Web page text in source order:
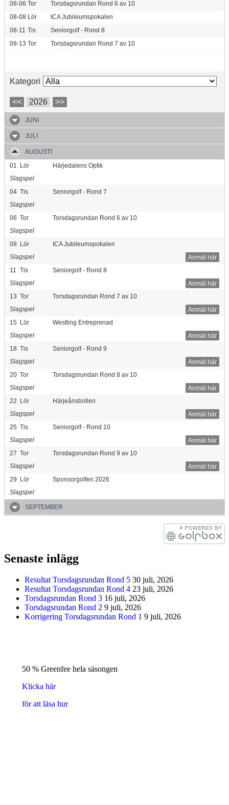
08-06 Tor
Torsdagsrundan Rond 6 av 10
08-08 Lör
ICA Jubileumspokalen
08-11 Tis
Seniorgolf - Rond 8
08-13 Tor Torsdagsrundan Rond 7 av 10
Kategori
<< 2026 >>
JUNI
JULI
AUGUSTI
01
Lör
Härjedalens Optik
Slagspel
04 Tis
Seniorgolf - Rond 7
Slagspel
06 Tor
Torsdagsrundan Rond 6 av 10
Slagspel
08 Lör
ICA Jubileumspokalen
Anmäl här
Slagspel
11
Tis
Seniorgolf - Rond 8
Anmäl här
Slagspel
13 Tor
Torsdagsrundan Rond 7 av 10
Anmäl här
Slagspel
15 Lör
Westling Entreprenad
Anmäl här
Slagspel
18 Tis
Seniorgolf - Rond 9
Anmäl här
Slagspel
20 Tor
Torsdagsrundan Rond 8 av 10
Anmäl här
Slagspel
22 Lör
Härjeånsbollen
Anmäl här
Slagspel
25 Tis
Seniorgolf - Rond 10
Anmäl här
Slagspel
27 Tor
Torsdagsrundan Rond 9 av 10
Anmäl här
Slagspel
29 Lör
Sponsorgolfen 2026
Slagspel
SEPTEMBER
Senaste inlägg
Resultat Torsdagsrundan Rond 5 30 juli, 2026
Resultat Torsdagsrundan Rond 4 23 juli, 2026
Torsdagsrundan Rond 3 16 juli, 2026
Torsdagsrundan Rond 2 9 juli, 2026
Korrigering Torsdagsrundan Rond 1 9 juli, 2026
50 % Greenfee hela säsongen
Klicka här
för att läsa hur